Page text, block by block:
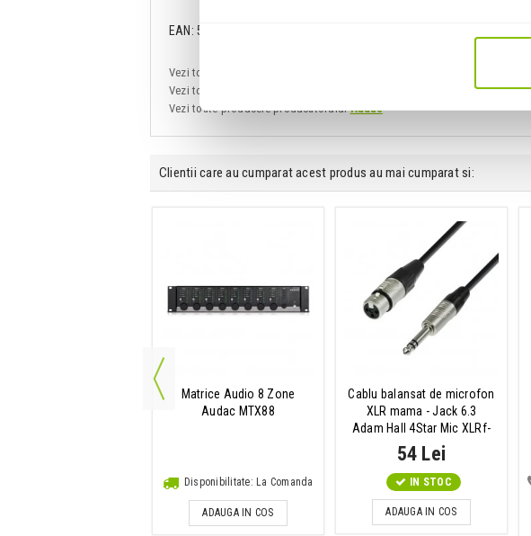
EAN: 5414795010345
Vezi toate produsele de tip
Vezi toate produsele din categoria
Vezi toate produsele producatoruluiAudac
Clientii care au cumparat acest produs au mai cumparat si:
Matrice Audio 8 Zone
Audac MTX88
Disponibilitate: La Comanda
ADAUGA IN COS
Cablu balansat de microfon
XLR mama - Jack 6.3
Adam Hall 4Star Mic XLRf-
TRS 1.5m
54 Lei
IN STOC
ADAUGA IN COS